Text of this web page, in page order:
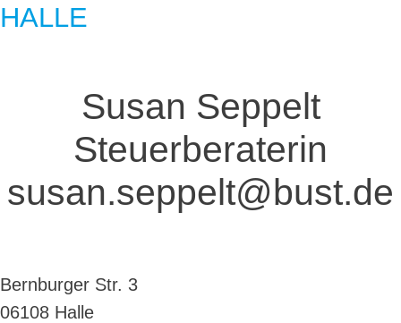
HALLE
Susan Seppelt
Steuerberaterin
susan.seppelt@bust.de
Bernburger Str. 3
06108 Halle